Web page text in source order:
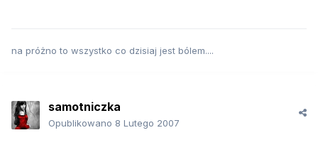
na próżno to wszystko co dzisiaj jest bólem....
samotniczka
Opublikowano 8 Lutego 2007